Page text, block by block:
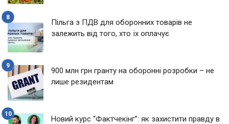
Пільга з ПДВ для оборонних товарів не
залежить від того, хто їх оплачує
900 млн грн гранту на оборонні розробки – не
лише резидентам
Новий курс “Фактчекінг”: як захистити правду в